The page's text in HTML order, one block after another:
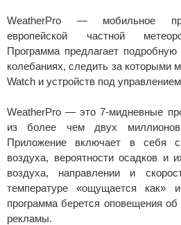
WeatherPro — мобильное
европейской частной
Программа предлагает
колебаниях, следить за которыми
Watch и устройств под
WeatherPro — это 7-мидневные
из более чем двух
Приложение включает в себя
воздуха, вероятности осадков и
воздуха, направлении и
температуре «ощущается как»
программа берется оповещения
рекламы.